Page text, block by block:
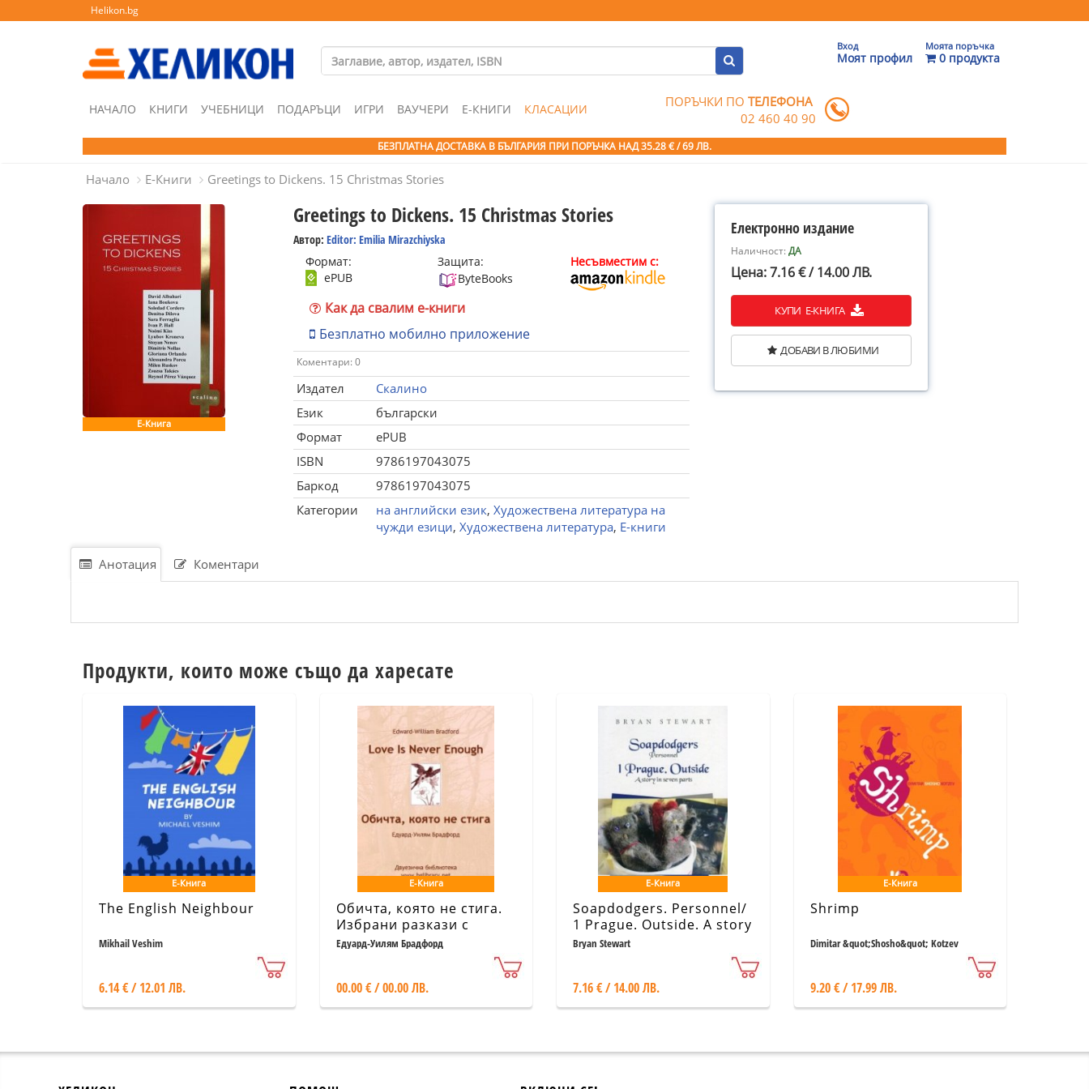
Helikon.bg
Вход
Моят профил
Моята поръчка
0 продукта
НАЧАЛО КНИГИ УЧЕБНИЦИ ПОДАРЪЦИ ИГРИ ВАУЧЕРИ Е-КНИГИ КЛАСАЦИИ ПОРЪЧКИ ПОТЕЛЕФОНА
02 460 40 90
БЕЗПЛАТНА ДОСТАВКА В БЪЛГАРИЯ ПРИ ПОРЪЧКА НАД 35.28 € / 69 ЛВ.
Начало Е-Книги Greetings to Dickens. 15 Christmas Stories
Е-Книга
Greetings to Dickens. 15 Christmas Stories
Автор: Editor: Emilia Mirazchiyska
Формат:
ePUB
Защита:
ByteBooks
Несъвместим с:
Как да свалим е-книги
Безплатно мобилно приложение
Коментари: 0
Издател
Скалино
Език
български
Формат
ePUB
ISBN
9786197043075
Баркод
9786197043075
Категории
на английски език, Художествена литература на
чужди езици, Художествена литература, Е-книги
Електронно издание
Наличност:ДА
Цена: 7.16 € / 14.00 ЛВ.
КУПИ Е-КНИГА
ДОБАВИ В ЛЮБИМИ
Анотация Коментари
Продукти, които може също да харесате
Е-Книга
The English Neighbour
Mikhail Veshim
6.14 € / 12.01 ЛВ.
Е-Книга
Обичта, която не стига.
Избрани разкази с
паралелен текст на
английски и български
Едуард-Уилям Брадфорд
00.00 € / 00.00 ЛВ.
Е-Книга
Soapdodgers. Personnel/
1 Prague. Outside. A story
in seven parts
Bryan Stewart
7.16 € / 14.00 ЛВ.
Е-Книга
Shrimp
Dimitar &quot;Shosho&quot; Kotzev
9.20 € / 17.99 ЛВ.